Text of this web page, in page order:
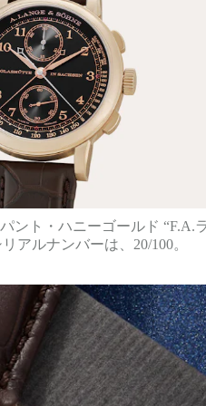
ント・ハニーゴールド “F.A.
アルナンバーは、20/100。